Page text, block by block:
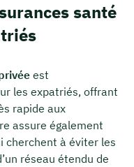
santé
est
les expatriés, offrant
rapide aux
assure également
cherchent à éviter les
réseau étendu de